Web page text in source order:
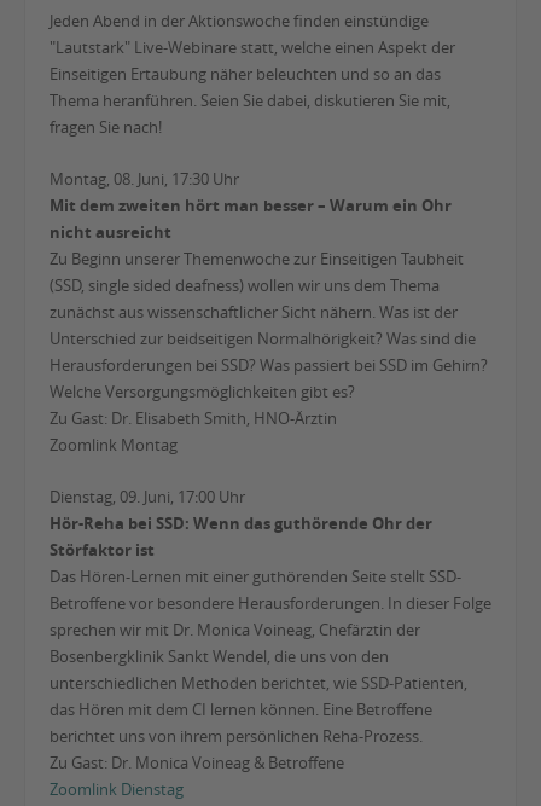
Jeden Abend in der Aktionswoche finden einstündige
"Lautstark" Live-Webinare statt, welche einen Aspekt der
Einseitigen Ertaubung näher beleuchten und so an das
Thema heranführen. Seien Sie dabei, diskutieren Sie mit,
fragen Sie nach!
Montag, 08. Juni, 17:30 Uhr
Mit dem zweiten hört man besser – Warum ein Ohr
nicht ausreicht
Zu Beginn unserer Themenwoche zur Einseitigen Taubheit
(SSD, single sided deafness) wollen wir uns dem Thema
zunächst aus wissenschaftlicher Sicht nähern. Was ist der
Unterschied zur beidseitigen Normalhörigkeit? Was sind die
Herausforderungen bei SSD? Was passiert bei SSD im Gehirn?
Welche Versorgungsmöglichkeiten gibt es?
Zu Gast: Dr. Elisabeth Smith, HNO-Ärztin
Zoomlink Montag
Dienstag, 09. Juni, 17:00 Uhr
Hör-Reha bei SSD: Wenn das guthörende Ohr der
Störfaktor ist
Das Hören-Lernen mit einer guthörenden Seite stellt SSD-
Betroffene vor besondere Herausforderungen. In dieser Folge
sprechen wir mit Dr. Monica Voineag, Chefärztin der
Bosenbergklinik Sankt Wendel, die uns von den
unterschiedlichen Methoden berichtet, wie SSD-Patienten,
das Hören mit dem CI lernen können. Eine Betroffene
berichtet uns von ihrem persönlichen Reha-Prozess.
Zu Gast: Dr. Monica Voineag & Betroffene
Zoomlink Dienstag